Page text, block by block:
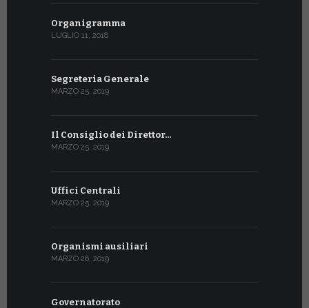
Organigramma
LUGLIO 11, 2018
Segreteria Generale
MARZO 25, 2019
Il Consiglio dei Direttor…
MARZO 25, 2019
Uffici Centrali
MARZO 25, 2019
Organismi ausiliari
MARZO 26, 2019
Governatorato